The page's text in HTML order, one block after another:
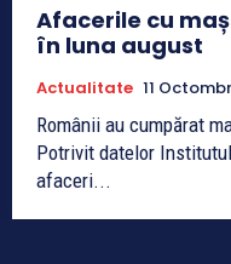
Afacerile cu
în luna august
Actualitate 11
Românii au cumpărat
Potrivit datelor
afaceri...